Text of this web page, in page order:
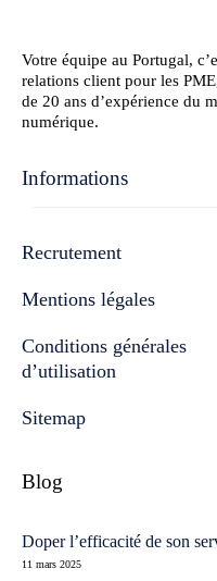
Votre équipe au Portugal,
relations client pour les
de 20 ans d’expérience du
numérique.
Informations
Recrutement
Mentions légales
Conditions générales
d’utilisation
Sitemap
Blog
Doper l’efficacité de son
11 mars 2025